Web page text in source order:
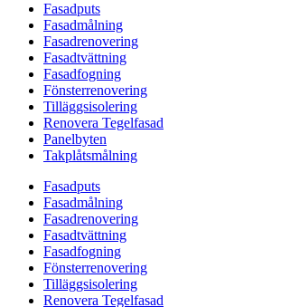
Fasadputs
Fasadmålning
Fasadrenovering
Fasadtvättning
Fasadfogning
Fönsterrenovering
Tilläggsisolering
Renovera Tegelfasad
Panelbyten
Takplåtsmålning
Fasadputs
Fasadmålning
Fasadrenovering
Fasadtvättning
Fasadfogning
Fönsterrenovering
Tilläggsisolering
Renovera Tegelfasad